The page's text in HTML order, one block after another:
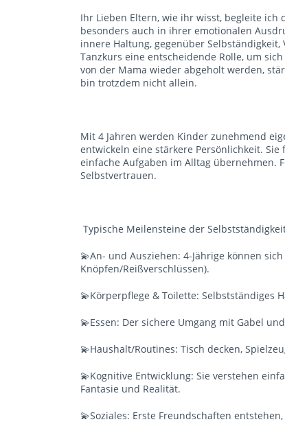
Ihr Lieben Eltern, wie ihr wisst, begleite
besonders auch in ihrer emotionalen
innere Haltung, gegenüber
Tanzkurs eine entscheidende Rolle, um
von der Mama wieder abgeholt werden,
bin trotzdem nicht allein.
Mit 4 Jahren werden Kinder zunehmend
entwickeln eine stärkere Persönlichkeit.
einfache Aufgaben im Alltag übernehmen.
Selbstvertrauen.
Typische Meilensteine der
💫An- und Ausziehen: 4-Jährige können
Knöpfen/Reißverschlüssen).
💫Körperpflege & Toilette: Selbstständiges
💫Essen: Der sichere Umgang mit Gabel
💫Haushalt/Routines: Tisch decken,
💫Kognitive Entwicklung: Sie verstehen
Fantasie und Realität.
💫Soziales: Erste Freundschaften